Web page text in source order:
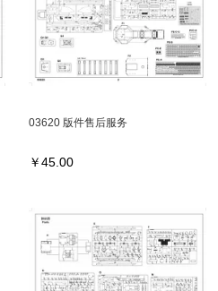
03620 版件售后服务
￥45.00